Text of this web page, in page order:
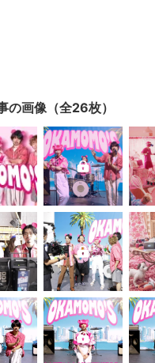
の画像（全26枚）